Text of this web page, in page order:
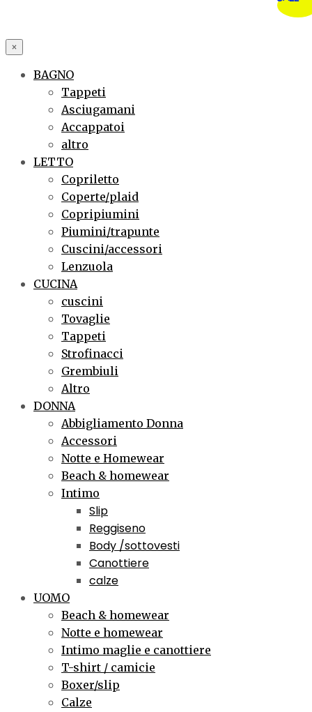
×
BAGNO
Tappeti
Asciugamani
Accappatoi
altro
LETTO
Copriletto
Coperte/plaid
Copripiumini
Piumini/trapunte
Cuscini/accessori
Lenzuola
CUCINA
cuscini
Tovaglie
Tappeti
Strofinacci
Grembiuli
Altro
DONNA
Abbigliamento Donna
Accessori
Notte e Homewear
Beach & homewear
Intimo
Slip
Reggiseno
Body /sottovesti
Canottiere
calze
UOMO
Beach & homewear
Notte e homewear
Intimo maglie e canottiere
T-shirt / camicie
Boxer/slip
Calze